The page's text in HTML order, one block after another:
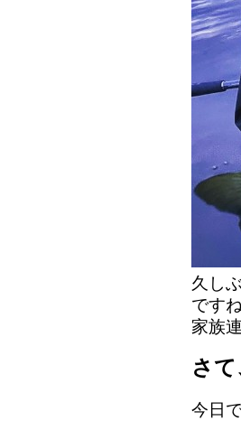
久し
です
家族
さ
今日